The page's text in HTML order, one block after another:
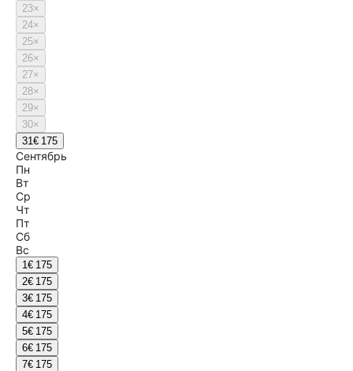
23×
24×
25×
26×
27×
28×
29×
30×
31€ 175
Сентябрь
Пн
Вт
Ср
Чт
Пт
Сб
Вс
1€ 175
2€ 175
3€ 175
4€ 175
5€ 175
6€ 175
7€ 175